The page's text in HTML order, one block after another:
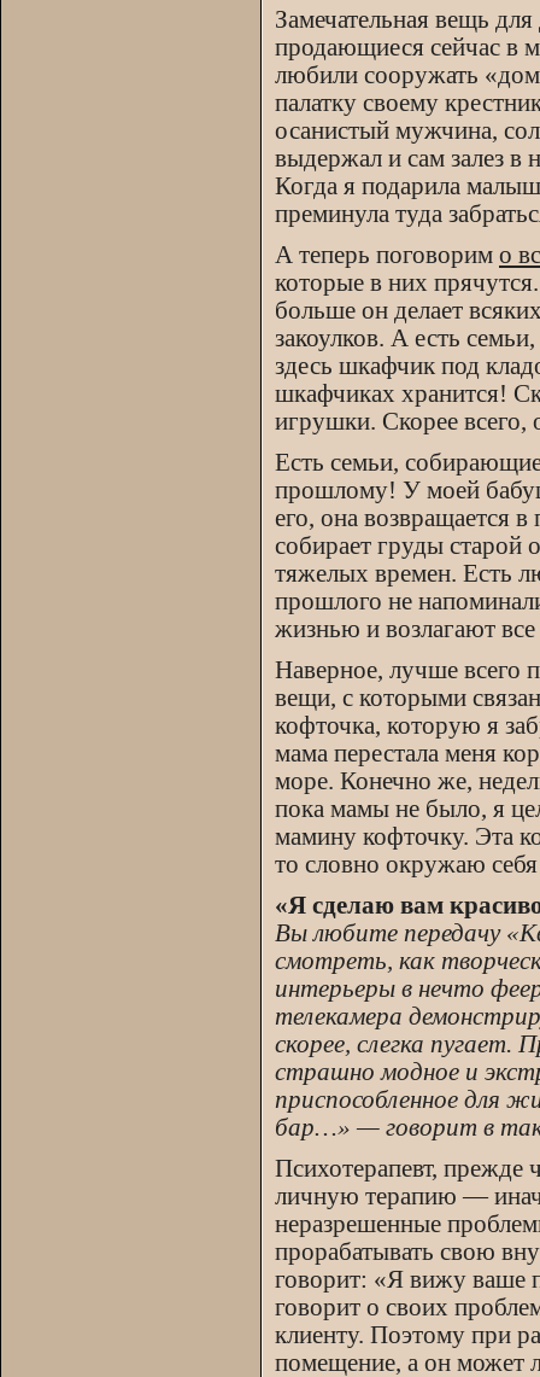
Замечательная вещь
продающиеся сейчас в
любили сооружать
палатку своему
осанистый мужчина,
выдержал и сам залез в
Когда я подарила
преминула туда
А теперь поговорим о
которые в них
больше он делает
закоулков. А есть
здесь шкафчик под
шкафчиках хранится!
игрушки. Скорее всего,
Есть семьи,
прошлому! У моей
его, она возвращается
собирает груды
тяжелых времен. Есть
прошлого не
жизнью и возлагают
Наверное, лучше всего
вещи, с которыми
кофточка, которую я
мама перестала меня
море. Конечно же,
пока мамы не было, я
мамину кофточку. Эта
то словно окружаю
«Я сделаю вам
Вы любите передачу
смотреть, как
интерьеры в нечто
телекамера
скорее, слегка
страшно модное и
приспособленное для
бар…» — говорит в
Психотерапевт, прежде
личную терапию —
неразрешенные
прорабатывать свою
говорит: «Я вижу ваше
говорит о своих
клиенту. Поэтому при
помещение, а он может